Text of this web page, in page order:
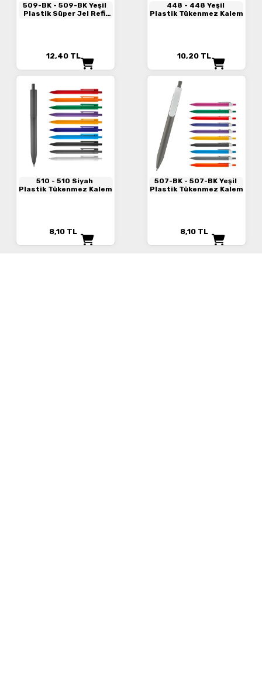
509-BK - 509-BK Yeşil
Plastik Süper Jel Refil
12,40 TL
448 - 448 Yeşil
Plastik Tükenmez Kalem
10,20 TL
510 - 510 Siyah
Plastik Tükenmez Kalem
8,10 TL
507-BK - 507-BK Yeşil
Plastik Tükenmez Kalem
8,10 TL